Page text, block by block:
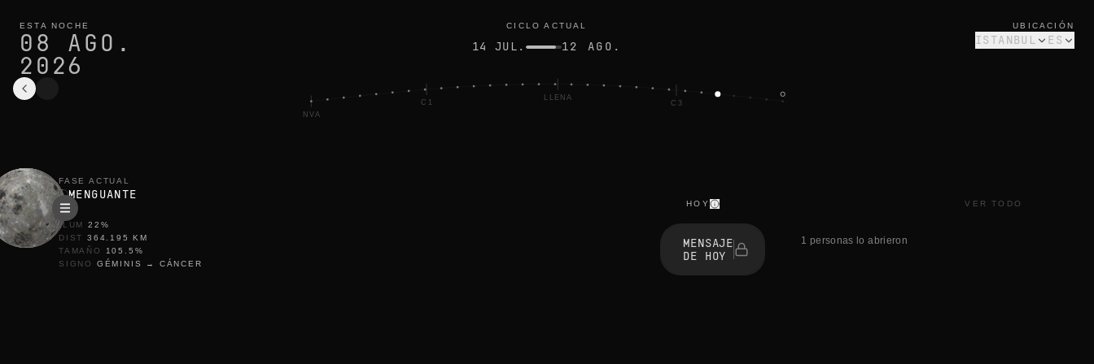
UBICACIÓN
ISTANBUL ES
ESTA NOCHE
08 AGO.
2026
CICLO ACTUAL
14 JUL. 12 AGO.
NVA
C1
LLENA
C3
FASE ACTUAL
MENGUANTE
ILUM 22 %
DIST
364.195
KM
TAMAÑO
105.5 %
SIGNO
GÉMINIS → CÁNCER
HOY VER TODO
t
h
e
MENSAJE
DE HOY
1 personas lo abrieron